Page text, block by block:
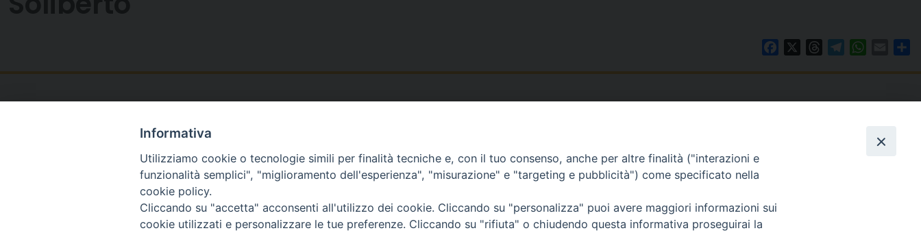
FacebookThreadsTelegram Email
Tel 0831.521958
Fax 0831.528315
Mar. / Mer. / Giov. ore 9 - 13
nei mesi estivi solo Martedì ore 9 -
13
Copyright © Arcidiocesi di Brindisi – Ostuni
Informativa
Utilizziamo cookie o tecnologie simili per finalità tecniche e, con il tuo consenso, anche per altre finalità ("interazioni e
funzionalità semplici", "miglioramento dell'esperienza", "misurazione" e "targeting e pubblicità") come specificato nella
cookie policy.
Cliccando su "accetta" acconsenti all'utilizzo dei cookie. Cliccando su "personalizza" puoi avere maggiori informazioni sui
cookie utilizzati e personalizzare le tue preferenze. Cliccando su "rifiuta" o chiudendo questa informativa proseguirai la